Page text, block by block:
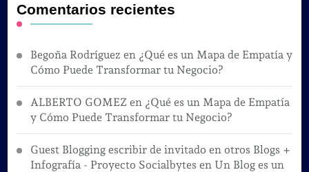
Comentarios recientes
Begoña Rodríguez en ¿Qué es un Mapa de Empatía y
Cómo Puede Transformar tu Negocio?
ALBERTO GOMEZ en ¿Qué es un Mapa de Empatía
y Cómo Puede Transformar tu Negocio?
Guest Blogging escribir de invitado en otros Blogs +
Infografía - Proyecto Socialbytes en Un Blog es un